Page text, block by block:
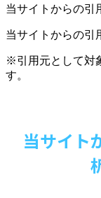
当サイトからの引
当サイトからの引
※引用元として対
す。
当サイト